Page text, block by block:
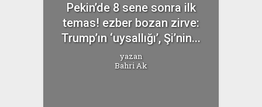
Pekin’de 8 sene sonra ilk
temas! ezber bozan zirve:
Trump’ın ‘uysallığı’, Şi’nin...
yazan
Bahri Ak